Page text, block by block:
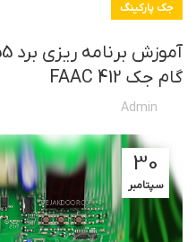
جک پارکینگ
گام جک FAAC 412
Admin
30
سپتامبر